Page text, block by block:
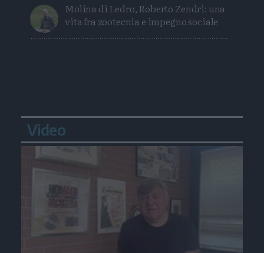
Molina di Ledro, Roberto Zendri: una
vita fra zootecnia e impegno sociale
Video